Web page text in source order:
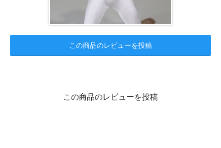
この商品のレビューを投稿
この商品のレビューを投稿